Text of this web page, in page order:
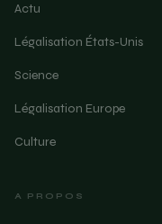
Actu
Légalisation États-Unis
Science
Légalisation Europe
Culture
A PROPOS